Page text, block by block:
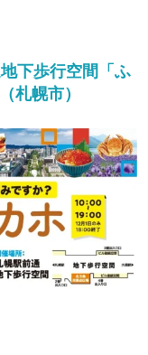
下歩行空間「ふ
札幌市）